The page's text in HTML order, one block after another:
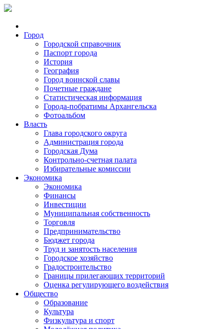
Город
Городской справочник
Паспорт города
История
География
Город воинской славы
Почетные граждане
Статистическая информация
Города-побратимы Архангельска
Фотоальбом
Власть
Глава городского округа
Администрация города
Городская Дума
Контрольно-счетная палата
Избирательные комиссии
Экономика
Экономика
Финансы
Инвестиции
Муниципальная собственность
Торговля
Предпринимательство
Бюджет города
Труд и занятость населения
Городское хозяйство
Градостроительство
Границы прилегающих территорий
Оценка регулирующего воздействия
Общество
Образование
Культура
Физкультура и спорт